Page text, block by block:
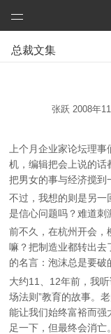
远大科技集团
预制高架公路
芯板材料
中央空调
洁净空气
合同能源管理
建筑节能改造
再生资源
加入远大
English
总裁文集
张跃 2008年
上个月企业家论坛理
机，编辑把会上说的话
把男女的事与经济搅到
不过，我想的则是另一
是信心问题吗？难道刺
前不久，在杭州开会，
嘛？把制造业都转出去
的名言：泡沫总是要破
大约11、12年前，我
场法则”教育的故事。
能让我们始终富裕而强
足一下，但最终会消